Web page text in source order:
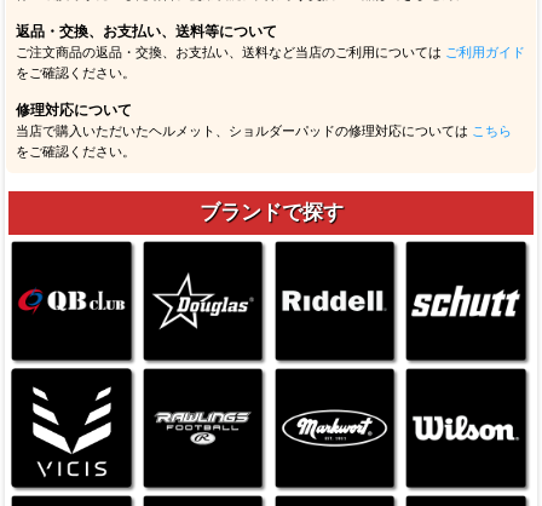
返品・交換、お支払い、送料等について
ご注文商品の返品・交換、お支払い、送料など当店のご利用については ご利用ガイド
をご確認ください。
修理対応について
当店で購入いただいたヘルメット、ショルダーパッドの修理対応については こちら
をご確認ください。
ブランドで探す